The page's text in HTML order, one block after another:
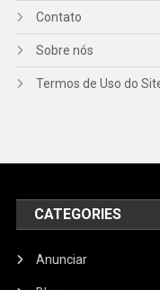
Contato
Sobre nós
Termos de Uso do
CATEGORIES
Anunciar